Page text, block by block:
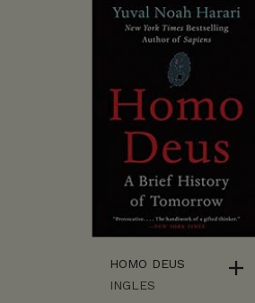
HOMO DEUS
INGLES